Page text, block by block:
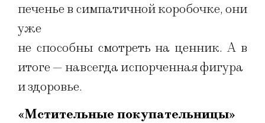
печенье в симпатичной коробочке, они
уже
не способны смотреть на ценник. А в
итоге — навсегда испорченная фигура
и здоровье.
«Мстительные покупательницы»